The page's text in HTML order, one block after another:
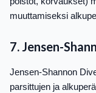
muuttamiseksi
7. Jensen-
Jensen-Shannon
parsittujen ja